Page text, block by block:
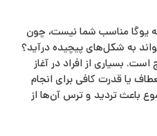
که یوگا مناسب شما نیست، چون
به شکل‌های پیچیده درآید؟
است. بسیاری از افراد در آغاز
یا قدرت کافی برای انجام
باعث تردید و ترس آن‌ها از